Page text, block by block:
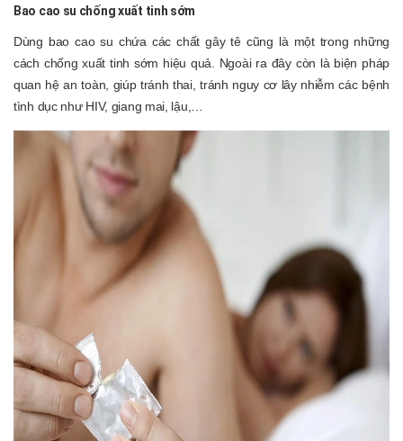
Bao cao su chống xuất tinh sớm
Dùng bao cao su chứa các chất gây tê cũng là một trong những
cách chống xuất tinh sớm hiệu quả. Ngoài ra đây còn là biện pháp
quan hệ an toàn, giúp tránh thai, tránh nguy cơ lây nhiễm các bệnh
tình dục như HIV, giang mai, lậu,…